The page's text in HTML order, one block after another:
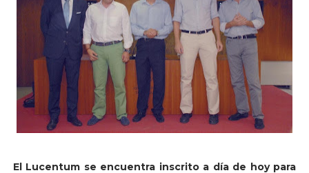
El Lucentum se encuentra inscrito a día de hoy para